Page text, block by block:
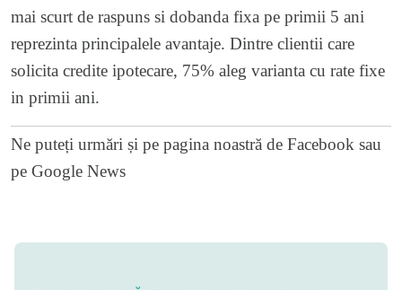
mai scurt de raspuns si dobanda fixa pe primii 5 ani
reprezinta principalele avantaje. Dintre clientii care
solicita credite ipotecare, 75% aleg varianta cu rate fixe
in primii ani.
Ne puteți urmări și pe pagina noastră de Facebook sau
pe Google News